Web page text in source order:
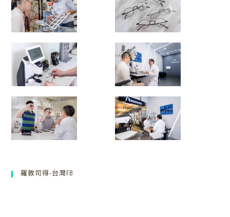
羅敦司得-台灣FB